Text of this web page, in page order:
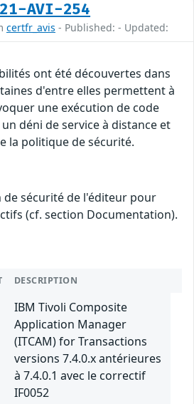
AVI-254
certfr_avis - Published: - Updated:
ont été découvertes dans
d'entre elles permettent à
une exécution de code
déni de service à distance et
la politique de sécurité.
sécurité de l'éditeur pour
(cf. section Documentation).
DESCRIPTION
IBM Tivoli Composite
Application Manager
(ITCAM) for Transactions
versions 7.4.0.x antérieures
à 7.4.0.1 avec le correctif
IF0052